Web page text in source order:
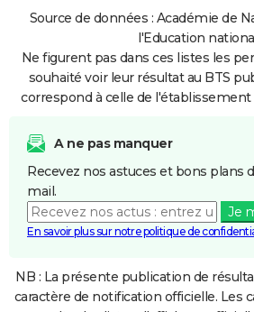
Source de données : Académie de
l'Education
Ne figurent pas dans ces listes les
souhaité voir leur résultat au BTS
correspond à celle de l'établissement
A ne pas manquer
Recevez nos astuces et bons plans
mail.
Je
En savoir plus sur notre politique de
NB : La présente publication de
caractère de notification officielle. Les